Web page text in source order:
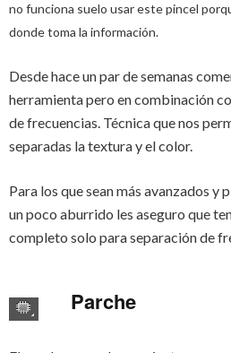
no funciona suelo usar este pincel
donde toma la información.
Desde hace un par de semanas
herramienta pero en combinación
de frecuencias. Técnica que nos
separadas la textura y el color.
Para los que sean más avanzados y
un poco aburrido les aseguro que
completo solo para separación de
Parche